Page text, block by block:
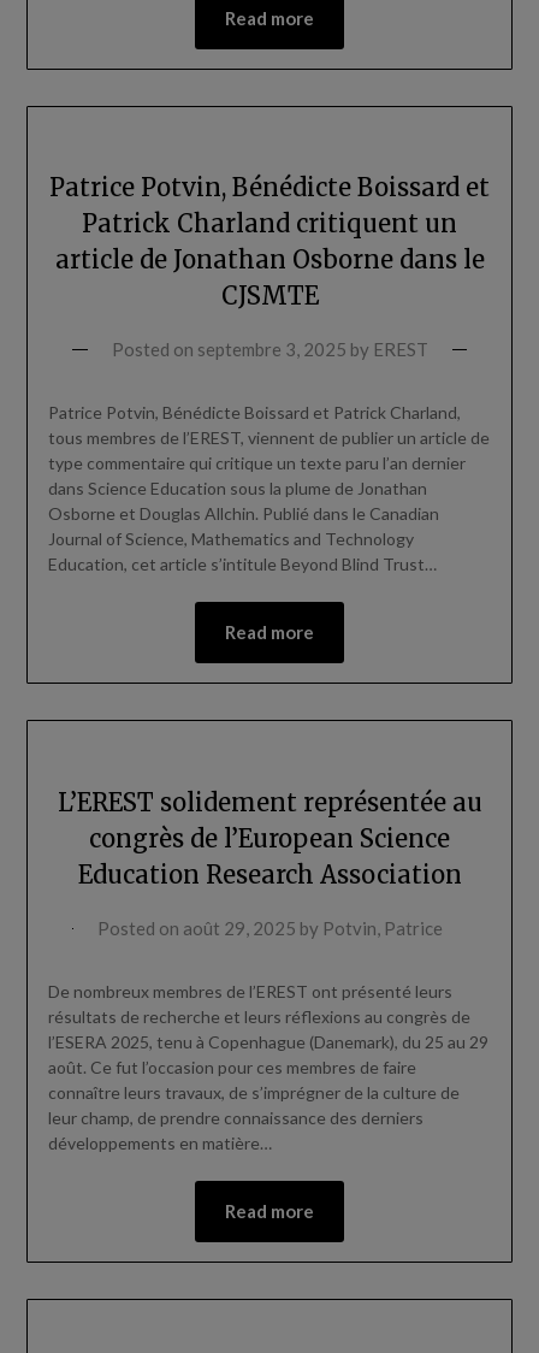
Read more
Patrice Potvin, Bénédicte Boissard et
Patrick Charland critiquent un
article de Jonathan Osborne dans le
CJSMTE
Posted on septembre 3, 2025 by EREST
Patrice Potvin, Bénédicte Boissard et Patrick Charland,
tous membres de l’EREST, viennent de publier un article de
type commentaire qui critique un texte paru l’an dernier
dans Science Education sous la plume de Jonathan
Osborne et Douglas Allchin. Publié dans le Canadian
Journal of Science, Mathematics and Technology
Education, cet article s’intitule Beyond Blind Trust…
Read more
L’EREST solidement représentée au
congrès de l’European Science
Education Research Association
Posted on août 29, 2025 by Potvin, Patrice
De nombreux membres de l’EREST ont présenté leurs
résultats de recherche et leurs réflexions au congrès de
l’ESERA 2025, tenu à Copenhague (Danemark), du 25 au 29
août. Ce fut l’occasion pour ces membres de faire
connaître leurs travaux, de s’imprégner de la culture de
leur champ, de prendre connaissance des derniers
développements en matière…
Read more